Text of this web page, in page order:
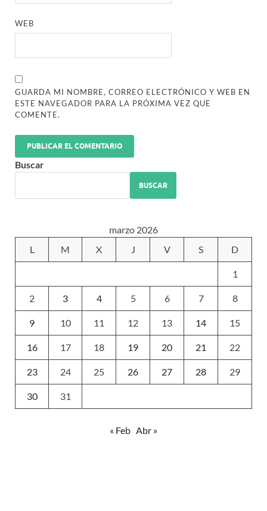
WEB
GUARDA MI NOMBRE, CORREO ELECTRÓNICO Y WEB EN
ESTE NAVEGADOR PARA LA PRÓXIMA VEZ QUE
COMENTE.
Buscar
BUSCAR
marzo 2026
L
M X J V S D
1
2 3 4 5 6 7 8
9 10 11 12 13 14 15
16 17 18 19 20 21 22
23 24 25 26 27 28 29
30 31
« Feb Abr »